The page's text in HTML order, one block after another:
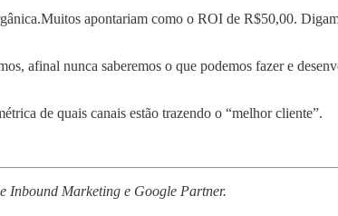
apontariam como o ROI de R$50,00.
afinal nunca saberemos o que podemos fazer e
de quais canais estão trazendo o “melhor cliente”.
Inbound Marketing e Google Partner.